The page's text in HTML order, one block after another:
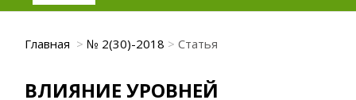
Главная № 2(30)-2018 Статья
ВЛИЯНИЕ УРОВНЕЙ